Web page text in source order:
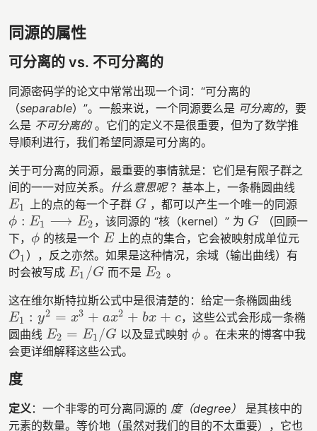
同源的属性
可分离的 vs. 不可分离的
同源密码学的论文中常常出现一个词：“可分离的
（separable）”。一般来说，一个同源要么是 可分离的，要
么是 不可分离的。它们的定义不是很重要，但为了数学推
导顺利进行，我们希望同源是可分离的。
关于可分离的同源，最重要的事情就是：它们是有限子群之
间的一一对应关系。 什么意思呢？基本上，一条椭圆曲线
E1
E1 上的点的每一个子群 G
G，都可以产生一个唯一的同源
ϕ : E1 ⟶ E2
ϕ: E 1⟶ E2 ，该同源的 “核（kernel）” 为 G
G（回顾一
下，
ϕ
ϕ的核是一个 E
E 上的点的集合，它会被映射成单位元
O1
O1 ），反之亦然。如果是这种情况，余域（输出曲线）有
时会被写成 E1 /G
E1/ G 而不是 E2
E2 。
这在维尔斯特拉斯公式中是很清楚的：给定一条椭圆曲线
E1 : y2 = x3 + ax2 + bx + c
E1: 2 =x 3+ax2 +b x+c
，这些公式会形成一条椭
圆曲线 E2 = E1 /G
E2=E1 /G 以及显式映射 ϕ
ϕ。在未来的博客中我
会更详细解释这些公式。
度
定义 ：一个非零的可分离同源的 度（degree）
是其核中的
元素的数量。等价地（虽然对我们的目的不太重要），它也